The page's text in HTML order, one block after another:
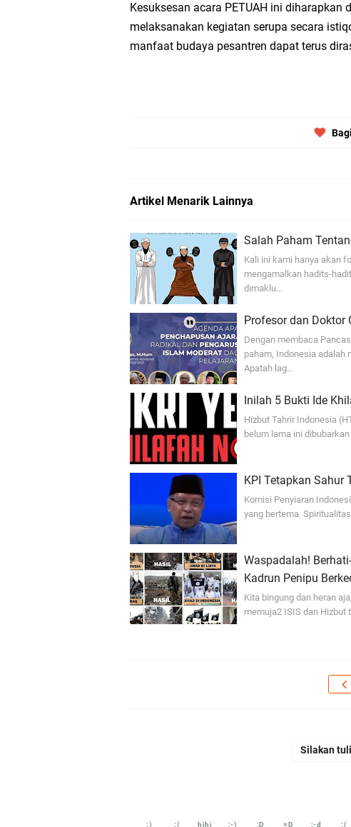
Kesuksesan acara PETUAH ini
melaksanakan kegiatan serupa secara
manfaat budaya pesantren dapat terus
Artikel Menarik Lainnya
Salah Paham
Kali ini kami hanya akan
mengamalkan hadits-
dimaklu…
Profesor dan Doktor
Dengan membaca
paham, Indonesia adalah
Apatah lag…
Inilah 5 Bukti Ide
Hizbut Tahrir Indonesia
belum lama ini
KPI Tetapkan Sahur
Komisi Penyiaran
yang bertema
Waspadalah!
Kadrun Penipu
Kita bingung dan heran
memuja2 ISIS dan Hizbut
Silakan
:) :( hihi :-) :D =D :-d ;(